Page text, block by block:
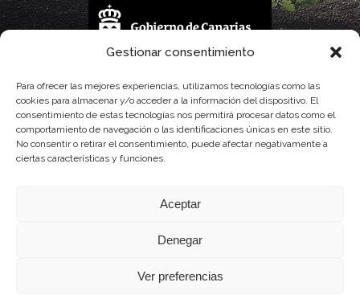
Gestionar consentimiento
Para ofrecer las mejores experiencias, utilizamos tecnologías como las
cookies para almacenar y/o acceder a la información del dispositivo. El
consentimiento de estas tecnologías nos permitirá procesar datos como el
comportamiento de navegación o las identificaciones únicas en este sitio.
No consentir o retirar el consentimiento, puede afectar negativamente a
ciertas características y funciones.
Aceptar
Denegar
Ver preferencias
parcialmente, por el Gobierno de Canarias
con fondos provenientes del presupuesto de gastos del Instituto Canario de
Calidad Agroalimentaria